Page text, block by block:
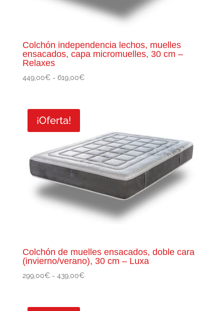
Colchón independencia lechos, muelles
ensacados, capa micromuelles, 30 cm –
Relaxes
449,00€ - 619,00€Rango
hasta
619,00€
¡Oferta!
Colchón de muelles ensacados, doble cara
(invierno/verano), 30 cm – Luxa
299,00€ - 439,00€Rango